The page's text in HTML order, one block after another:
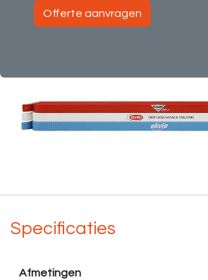
Offerte aanvragen
Specificaties
Afmetingen